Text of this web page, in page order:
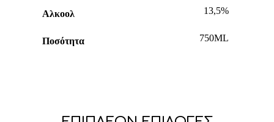
Αλκοολ 13,5%
Ποσότητα 750ML